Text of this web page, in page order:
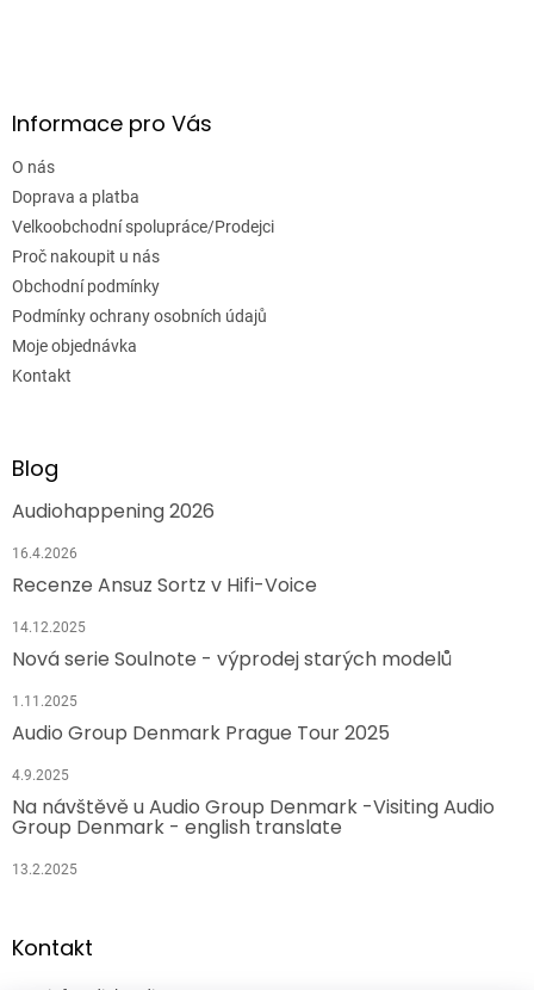
Informace pro Vás
O nás
Doprava a platba
Velkoobchodní spolupráce/Prodejci
Proč nakoupit u nás
Obchodní podmínky
Podmínky ochrany osobních údajů
Moje objednávka
Kontakt
Blog
Audiohappening 2026
16.4.2026
Recenze Ansuz Sortz v Hifi-Voice
14.12.2025
Nová serie Soulnote - výprodej starých modelů
1.11.2025
Audio Group Denmark Prague Tour 2025
4.9.2025
Na návštěvě u Audio Group Denmark -Visiting Audio
Group Denmark - english translate
13.2.2025
Kontakt